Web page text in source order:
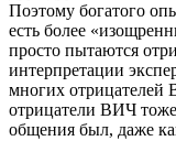
Поэтому богатого
есть более
просто пытаются
интерпретации
многих
отрицатели ВИЧ
общения был, даже